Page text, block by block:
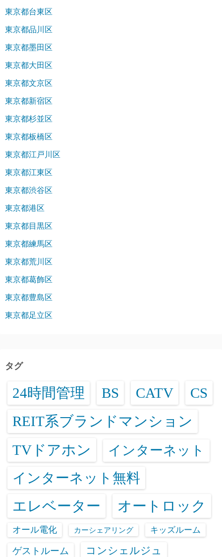
東京都台東区
東京都品川区
東京都墨田区
東京都大田区
東京都文京区
東京都新宿区
東京都杉並区
東京都板橋区
東京都江戸川区
東京都江東区
東京都渋谷区
東京都港区
東京都目黒区
東京都練馬区
東京都荒川区
東京都葛飾区
東京都豊島区
東京都足立区
タグ
24時間管理 BS CATV CS
REIT系ブランドマンション
TVドアホン インターネット
インターネット無料
エレベーター オートロック
オール電化 カーシェアリング キッズルーム
ゲストルーム コンシェルジュ